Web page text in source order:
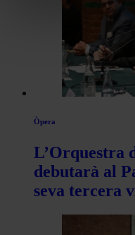
Òpera
L’Orquestra
debutarà al
seva tercera